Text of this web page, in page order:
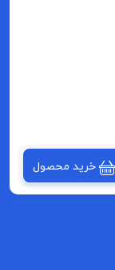
خرید محصول